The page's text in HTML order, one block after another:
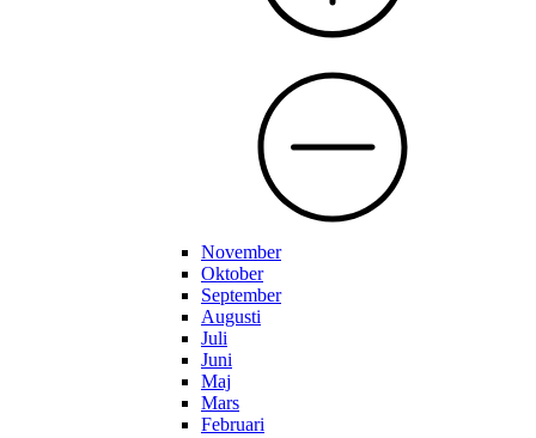
November
Oktober
September
Augusti
Juli
Juni
Maj
Mars
Februari